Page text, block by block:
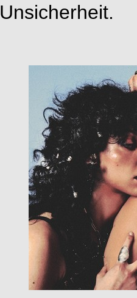
Unsicherheit.